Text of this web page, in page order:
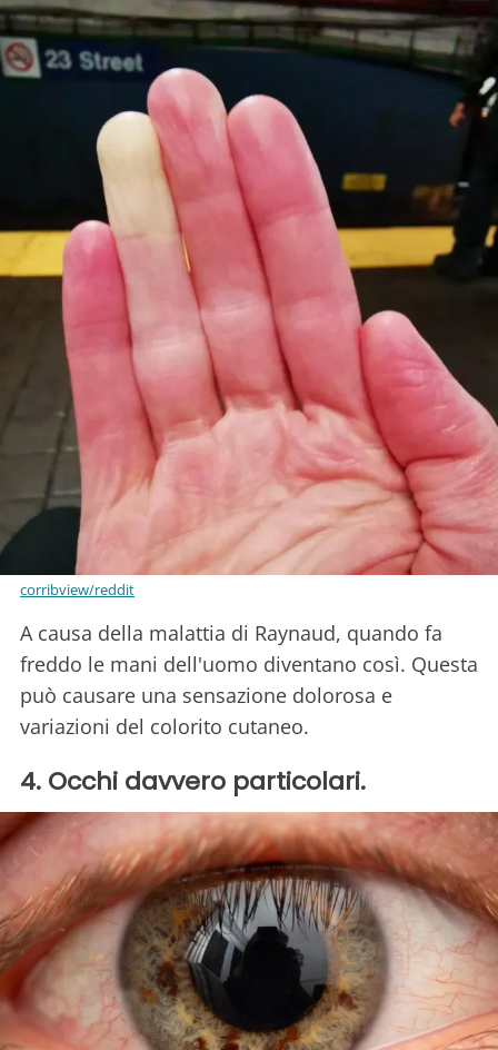
corribview/reddit
A causa della malattia di Raynaud, quando fa
freddo le mani dell'uomo diventano così. Questa
può causare una sensazione dolorosa e
variazioni del colorito cutaneo.
4. Occhi davvero particolari.